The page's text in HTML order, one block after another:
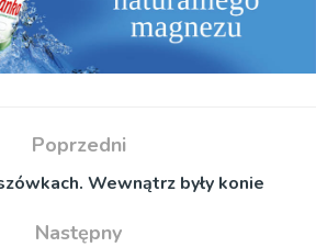
Poprzedni
Wewnątrz były konie
Następny